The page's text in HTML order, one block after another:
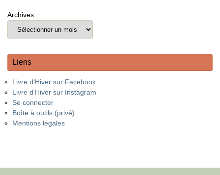
Archives
Liens
Livre d’Hiver sur Facebook
Livre d’Hiver sur Instagram
Se connecter
Boîte à outils (privé)
Mentions légales